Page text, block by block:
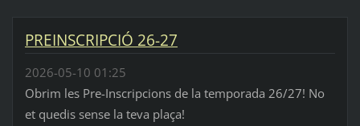
PREINSCRIPCIÓ 26-27
2026-05-10 01:25
Obrim les Pre-Inscripcions de la temporada 26/27! No
et quedis sense la teva plaça!